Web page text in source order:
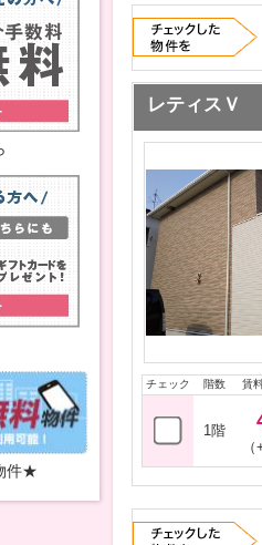
レティスＶ
チェック 階数 賃
1階
件★